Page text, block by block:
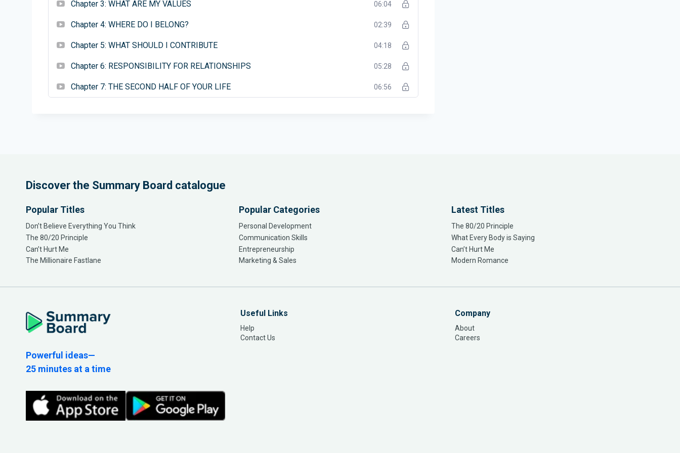
काम करने में मदद करने के लिए कई किताबें लिखीं। उन्होंने नेतृत्व, निर्णय लेने, और खुद को सुधारने के बारे में विचार साझा किए।
Chapter 3: WHAT ARE MY VALUES 06:04
Chapter 4: WHERE DO I BELONG? 02:39
Chapter 5: WHAT SHOULD I CONTRIBUTE 04:18
Chapter 6: RESPONSIBILITY FOR RELATIONSHIPS 05:28
Chapter 7: THE SECOND HALF OF YOUR LIFE 06:56
Discover the Summary Board catalogue
Popular Titles
Don’t Believe Everything You Think
The 80/20 Principle
Can’t Hurt Me
The Millionaire Fastlane
Popular Categories
Personal Development
Communication Skills
Entrepreneurship
Marketing & Sales
Latest Titles
The 80/20 Principle
What Every Body is Saying
Can’t Hurt Me
Modern Romance
Powerful ideas—
25 minutes at a time
Useful Links
Help
Contact Us
Company
About
Careers